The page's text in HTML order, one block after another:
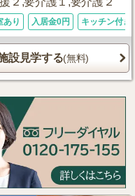
あり 入居金0円 キッチン付き
設見学する(無料)